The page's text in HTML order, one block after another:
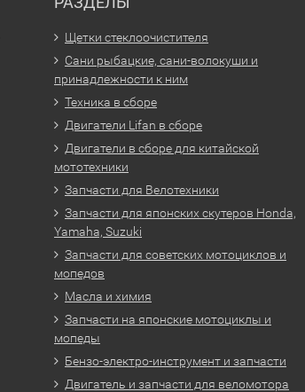
Щетки стеклоочистителя
Сани рыбацкие, сани-волокуши и
принадлежности к ним
Техника в сборе
Двигатели Lifan в сборе
Двигатели в сборе для китайской
мототехники
Запчасти для Велотехники
Запчасти для японских скутеров Honda,
Yamaha, Suzuki
Запчасти для советских мотоциклов и
мопедов
Масла и химия
Запчасти на японские мотоциклы и
мопеды
Бензо-электро-инструмент и запчасти
Двигатель и запчасти для веломотора